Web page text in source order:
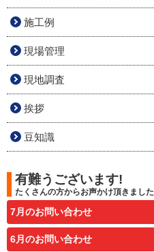
施工例
現場管理
現地調査
挨拶
豆知識
有難うございます!
たくさんの方からお声かけ頂きました
7月のお問い合わせ
6月のお問い合わせ